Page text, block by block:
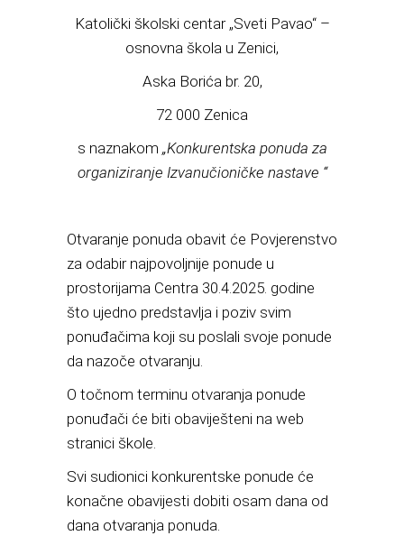
Katolički školski centar „Sveti Pavao“ –
osnovna škola u Zenici,
Aska Borića br. 20,
72 000 Zenica
s naznakom „Konkurentska ponuda za
organiziranje Izvanučioničke nastave “
Otvaranje ponuda obavit će Povjerenstvo
za odabir najpovoljnije ponude u
prostorijama Centra 30.4.2025. godine
što ujedno predstavlja i poziv svim
ponuđačima koji su poslali svoje ponude
da nazoče otvaranju.
O točnom terminu otvaranja ponude
ponuđači će biti obaviješteni na web
stranici škole.
Svi sudionici konkurentske ponude će
konačne obavijesti dobiti osam dana od
dana otvaranja ponuda.